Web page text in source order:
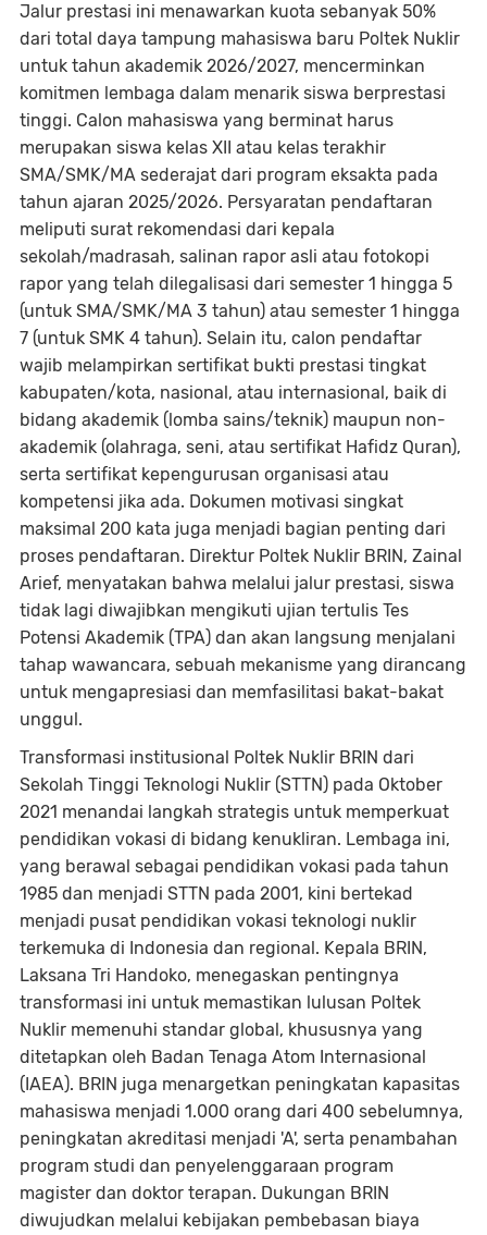
Jalur prestasi ini menawarkan kuota sebanyak 50%
dari total daya tampung mahasiswa baru Poltek Nuklir
untuk tahun akademik 2026/2027, mencerminkan
komitmen lembaga dalam menarik siswa berprestasi
tinggi. Calon mahasiswa yang berminat harus
merupakan siswa kelas XII atau kelas terakhir
SMA/SMK/MA sederajat dari program eksakta pada
tahun ajaran 2025/2026. Persyaratan pendaftaran
meliputi surat rekomendasi dari kepala
sekolah/madrasah, salinan rapor asli atau fotokopi
rapor yang telah dilegalisasi dari semester 1 hingga 5
(untuk SMA/SMK/MA 3 tahun) atau semester 1 hingga
7 (untuk SMK 4 tahun). Selain itu, calon pendaftar
wajib melampirkan sertifikat bukti prestasi tingkat
kabupaten/kota, nasional, atau internasional, baik di
bidang akademik (lomba sains/teknik) maupun non-
akademik (olahraga, seni, atau sertifikat Hafidz Quran),
serta sertifikat kepengurusan organisasi atau
kompetensi jika ada. Dokumen motivasi singkat
maksimal 200 kata juga menjadi bagian penting dari
proses pendaftaran. Direktur Poltek Nuklir BRIN, Zainal
Arief, menyatakan bahwa melalui jalur prestasi, siswa
tidak lagi diwajibkan mengikuti ujian tertulis Tes
Potensi Akademik (TPA) dan akan langsung menjalani
tahap wawancara, sebuah mekanisme yang dirancang
untuk mengapresiasi dan memfasilitasi bakat-bakat
unggul.
Transformasi institusional Poltek Nuklir BRIN dari
Sekolah Tinggi Teknologi Nuklir (STTN) pada Oktober
2021 menandai langkah strategis untuk memperkuat
pendidikan vokasi di bidang kenukliran. Lembaga ini,
yang berawal sebagai pendidikan vokasi pada tahun
1985 dan menjadi STTN pada 2001, kini bertekad
menjadi pusat pendidikan vokasi teknologi nuklir
terkemuka di Indonesia dan regional. Kepala BRIN,
Laksana Tri Handoko, menegaskan pentingnya
transformasi ini untuk memastikan lulusan Poltek
Nuklir memenuhi standar global, khususnya yang
ditetapkan oleh Badan Tenaga Atom Internasional
(IAEA). BRIN juga menargetkan peningkatan kapasitas
mahasiswa menjadi 1.000 orang dari 400 sebelumnya,
peningkatan akreditasi menjadi 'A', serta penambahan
program studi dan penyelenggaraan program
magister dan doktor terapan. Dukungan BRIN
diwujudkan melalui kebijakan pembebasan biaya